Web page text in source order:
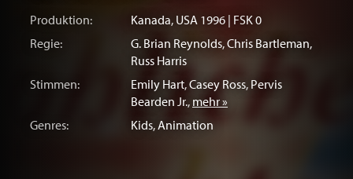
Produktion:
Kanada, USA 1996 | FSK 0
Regie:
G. Brian Reynolds,Chris Bartleman,
Russ Harris
Stimmen:
Emily Hart,Casey Ross, Pervis
Bearden Jr., mehr »
Genres:
Kids, Animation